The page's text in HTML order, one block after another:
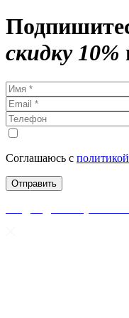
скидку 10%
Соглашаюсь с